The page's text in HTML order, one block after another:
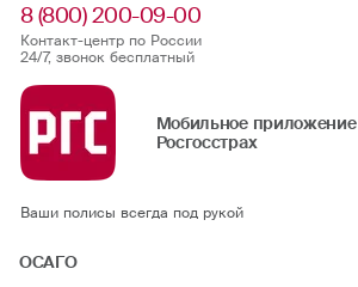
8 (800) 200-09-00
Контакт-центр по России
24/7, звонок бесплатный
Мобильное приложение
Росгосстрах
Ваши полисы всегда под рукой
ОСАГО